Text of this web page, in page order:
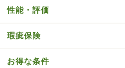
性能・評価
瑕疵保険
お得な条件